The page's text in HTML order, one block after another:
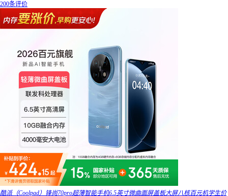
200条评价
酷派（Coolpad）锋尚70pro超薄智能手机6.5英寸微曲面屏盖板大屏八核百元机学生价